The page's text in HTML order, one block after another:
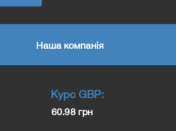
Наша компанія
Курс GBP:
60.98 грн